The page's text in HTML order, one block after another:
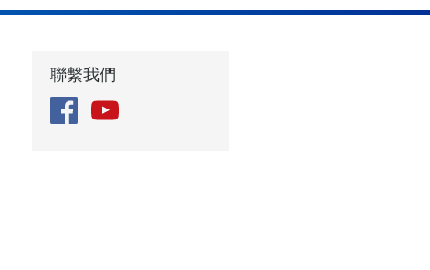
聯繫我們
FacebookYouTube